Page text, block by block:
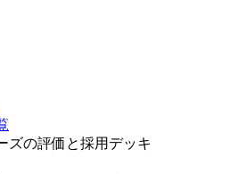
ズの評価と採用デッキ